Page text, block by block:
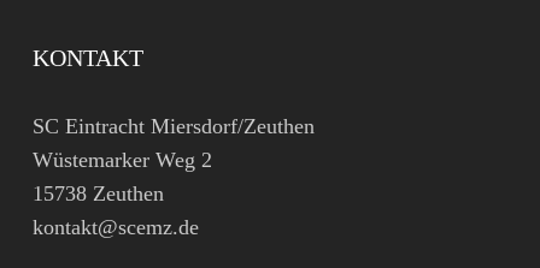
KONTAKT
SC Eintracht Miersdorf/Zeuthen
Wüstemarker Weg 2
15738 Zeuthen
kontakt@scemz.de